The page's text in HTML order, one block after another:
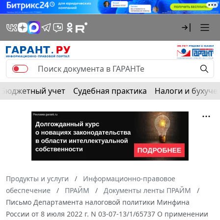
Бюджетный учет Судебная практика Налоги и
Продукты и услуги
Информационно-правовое
обеспечение
ПРАЙМ
Документы ленты ПРАЙМ
Письмо Департамента налоговой политики Минфина
России от 8 июля 2022 г. N 03-07-13/1/65737 О применении